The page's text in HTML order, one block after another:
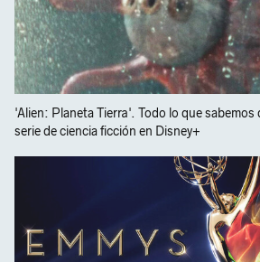
'Alien: Planeta Tierra'. Todo lo que sabemos
serie de ciencia ficción en Disney+